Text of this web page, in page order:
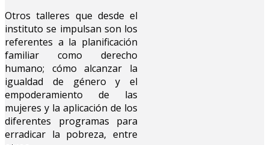
Otros talleres que desde el
instituto se impulsan son los
referentes a la planificación
familiar como derecho
humano; cómo alcanzar la
igualdad de género y el
empoderamiento de las
mujeres y la aplicación de los
diferentes programas para
erradicar la pobreza, entre